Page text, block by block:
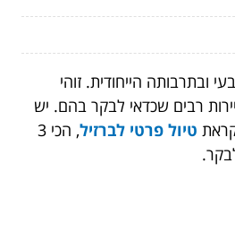
ובתרבותה הייחודית. זוהי
רבים שכדאי לבקר בהם. יש
טיול פרטי לברזיל
, הכי 3